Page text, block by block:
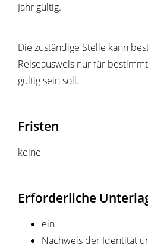
Jahr gültig.
Die zuständige Stelle kann
Reiseausweis nur für
gültig sein soll.
Fristen
keine
Erforderliche
ein
Nachweis der Identität